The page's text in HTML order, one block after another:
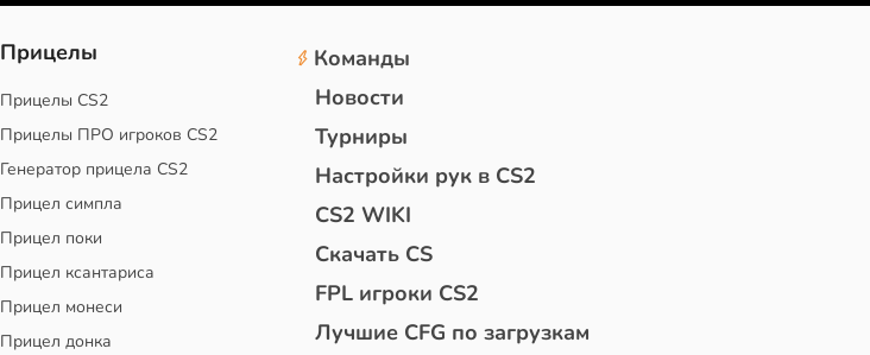
Прицелы
Прицелы CS2
Прицелы ПРО игроков CS2
Генератор прицела CS2
Прицел симпла
Прицел поки
Прицел ксантариса
Прицел монеси
Прицел донка
Команды
Новости
Турниры
Настройки рук в CS2
CS2 WIKI
Скачать CS
FPL игроки CS2
Лучшие CFG по загрузкам